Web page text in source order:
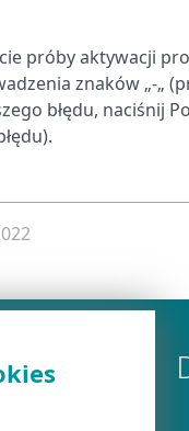
próby aktywacji
znaków „-„
błędu, naciśnij